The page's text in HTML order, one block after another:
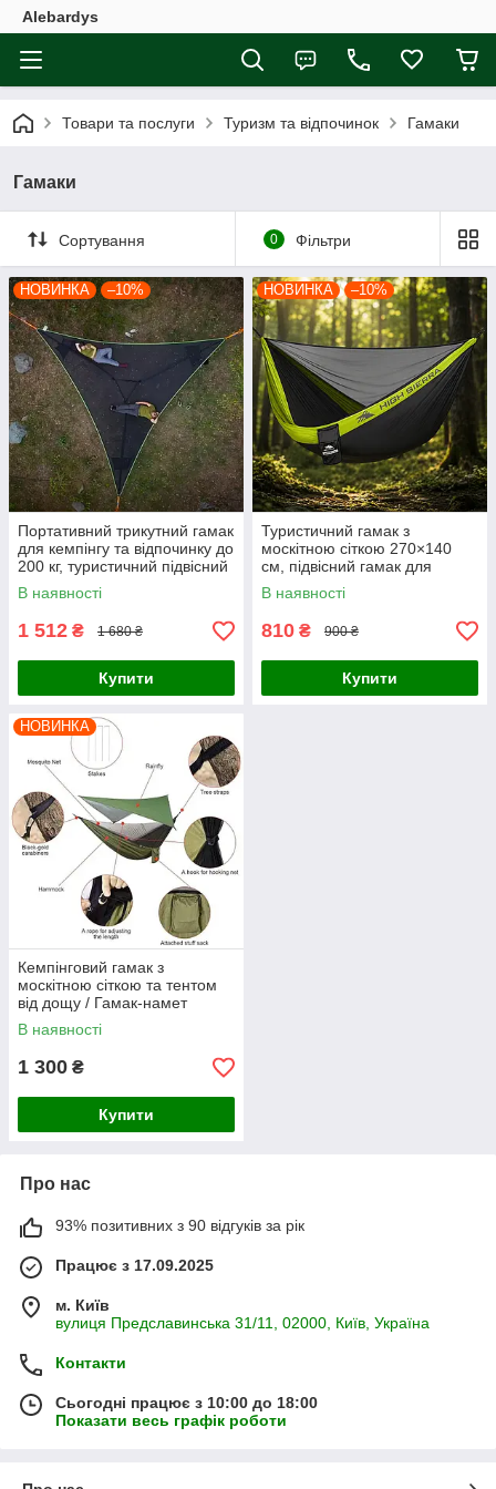
Alebardys
Товари та послуги Туризм та відпочинок Гамаки
Гамаки
Сортування 0 Фільтри
НОВИНКА –10%
Портативний трикутний гамак
для кемпінгу та відпочинку до
200 кг, туристичний підвісний
гамак
В наявності
1 512 ₴ 1 680 ₴
Купити
НОВИНКА –10%
Туристичний гамак з
москітною сіткою 270×140
см, підвісний гамак для
кемпінгу Чорно-зелений
В наявності
810 ₴ 900 ₴
Купити
НОВИНКА
Кемпінговий гамак з
москітною сіткою та тентом
від дощу / Гамак-намет
похідна для відпочинку на
природі 260*140CM зелений
В наявності
1 300 ₴
Купити
Про нас
93% позитивних з 90 відгуків за рік
Працює з 17.09.2025
м. Київ
вулиця Предславинська 31/11, 02000, Київ, Україна
Контакти
Сьогодні працює з 10:00 до 18:00
Показати весь графік роботи